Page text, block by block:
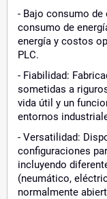
- Bajo consumo de
consumo de
energía y costos
PLC.
- Fiabilidad:
sometidas a
vida útil y un
entornos
- Versatilidad:
configuraciones
incluyendo
(neumático,
normalmente